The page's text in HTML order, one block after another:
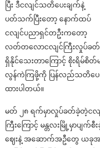
ပြီး ဒီငလျင်သတိပေးချက်နဲ့
ပတ်သက်ပြီးတော့ နောက်ထပ်
ငလျင်ပညာရှင်တဦးကတော့
လတ်တလောငလျင်ကြီးလှုပ်ခတ်
ရှိနိုင်သေးတာကြောင့် စိုးရိမ်စိတ်
လွန်ကဲကြဖို့ကို ပြန်လည်သတိပေ
ထားပါတယ်။
မတ် ၂၈ ရက်မှာလှုပ်ခတ်ခဲ့တဲ့ငလ
ကြီးကြောင့် ‌မန္တလးမြို့မှာပျက်စီ
ဈေးနဲ့ အဆောက်အဦတွေ ယခုအ